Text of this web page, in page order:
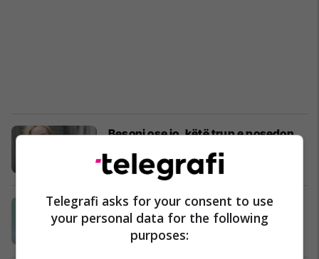
Besoni ose jo, këtë trup e posedon
një 40 vjeçare (Foto)
Yjet 30/08/2016
Diane Kruger mahnit në rroba banjo
(Foto)
30/08/2016
Telegrafi asks for your consent to use
your personal data for the following
purposes: